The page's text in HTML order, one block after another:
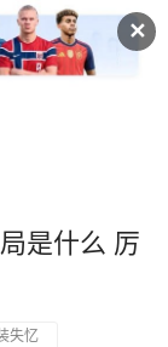
✕
是什么 厉
失忆